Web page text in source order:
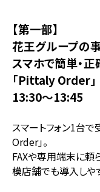
【第一部】
花王グループの
スマホで簡単・
「Pittaly Order」
13:30～13:45
スマートフォン1台
Order」。
FAXや専用端末に頼
模店舗でも導入しや